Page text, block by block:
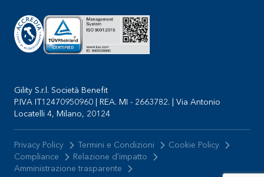
Gility S.r.l. Società Benefit
P.IVA IT12470950960 | REA. MI - 2663782. | Via Antonio
Locatelli 4, Milano, 20124
Privacy Policy Termini e Condizioni
Cookie Policy
Compliance
Relazione d'impatto
Amministrazione trasparente